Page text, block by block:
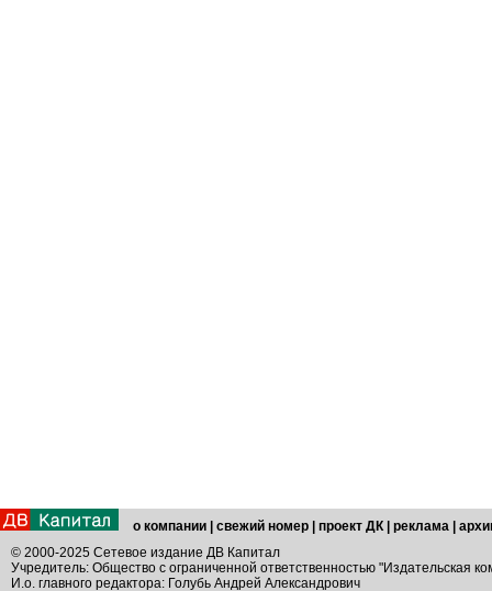
о компании свежий номер проект ДК реклама
© 2000-2025 Сетевое издание ДВ Капитал
Учредитель: Общество с ограниченной ответственностью "Издательская
И.о. главного редактора: Голубь Андрей Александрович